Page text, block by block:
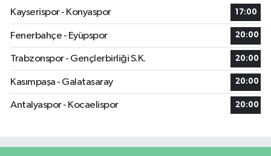
Kayserispor - Konyaspor
17:00
Fenerbahçe - Eyüpspor 20:00
Trabzonspor - Gençlerbirliği S.K. 20:00
Kasımpaşa - Galatasaray 20:00
Antalyaspor - Kocaelispor 20:00